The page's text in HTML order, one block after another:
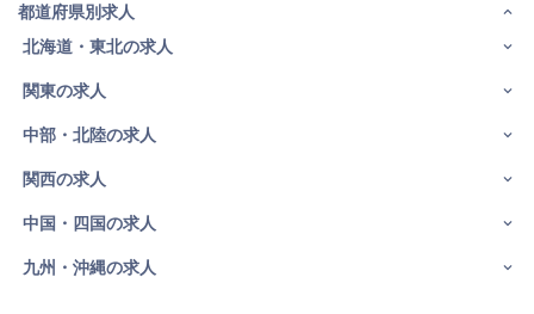
都道府県別求人
北海道・東北の求人
関東の求人
中部・北陸の求人
関西の求人
中国・四国の求人
九州・沖縄の求人